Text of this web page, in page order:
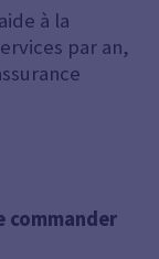
à la
par an,
commander